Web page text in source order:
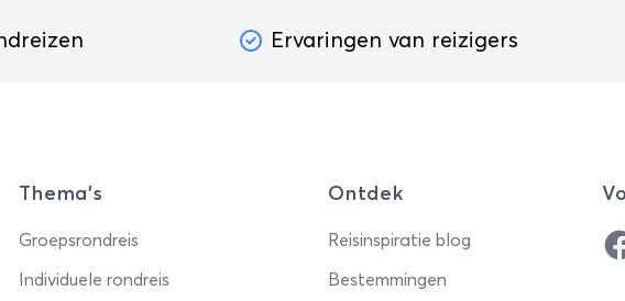
persoonlijke reiswensen
Ervaringen van reizigers
Thema's
Groepsrondreis
Individuele rondreis
Ontdek
Reisinspiratie blog
Bestemmingen